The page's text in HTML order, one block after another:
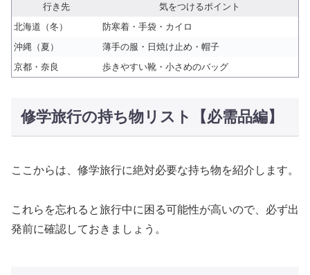
行き先
気をつけるポイント
北海道（冬）
防寒着・手袋・カイロ
沖縄（夏）
薄手の服・日焼け止め・帽子
京都・奈良
歩きやすい靴・小さめのバッグ
修学旅行の持ち物リスト【必需品編】
ここからは、修学旅行に絶対必要な持ち物を紹介します。
これらを忘れると旅行中に困る可能性が高いので、必ず出
発前に確認しておきましょう。